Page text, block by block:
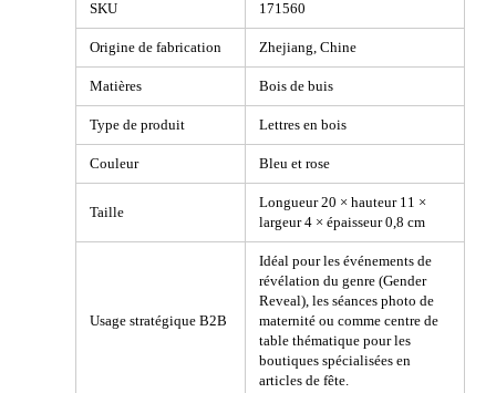
SKU 171560
Origine de fabrication Zhejiang, Chine
Matières Bois de buis
Type de produit Lettres en bois
Couleur Bleu et rose
Taille
Longueur 20 × hauteur 11 ×
largeur 4 × épaisseur 0,8 cm
Usage stratégique B2B
Idéal pour les événements de
révélation du genre (Gender
Reveal), les séances photo de
maternité ou comme centre de
table thématique pour les
boutiques spécialisées en
articles de fête.